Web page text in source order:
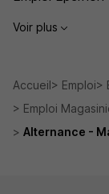
Voir plus
Accueil Emploi
Emploi
Alternance -